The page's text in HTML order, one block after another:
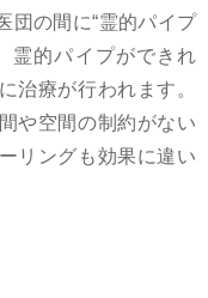
団の間に“霊的パイプ
霊的パイプができれ
治療が行われます。
や空間の制約がない
リングも効果に違い